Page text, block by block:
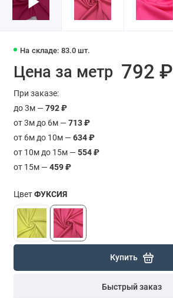
На складе: 83.0 шт.
Цена за метр 792 ₽
При заказе:
до 3м —792 ₽
от 3м до 6м —713 ₽
от 6м до 10м —634 ₽
от 10м до 15м —554 ₽
от 15м —459 ₽
ЦветФУКСИЯ
Купить
Быстрый заказ